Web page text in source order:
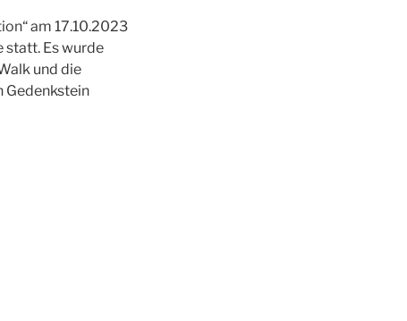
am 17.10.2023
statt. Es wurde
und die
Gedenkstein